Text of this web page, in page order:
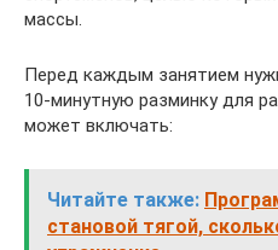
массы.
Перед каждым занятием
10-минутную разминку для
может включать:
Читайте также:
становой тягой,